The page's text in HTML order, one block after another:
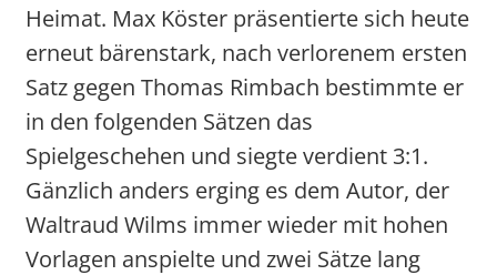
Heimat. Max Köster präsentierte sich heute
erneut bärenstark, nach verlorenem ersten
Satz gegen Thomas Rimbach bestimmte er
in den folgenden Sätzen das
Spielgeschehen und siegte verdient 3:1.
Gänzlich anders erging es dem Autor, der
Waltraud Wilms immer wieder mit hohen
Vorlagen anspielte und zwei Sätze lang